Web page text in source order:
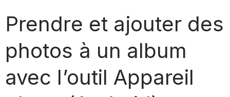
Prendre et ajouter des
photos à un album
avec l’outil Appareil